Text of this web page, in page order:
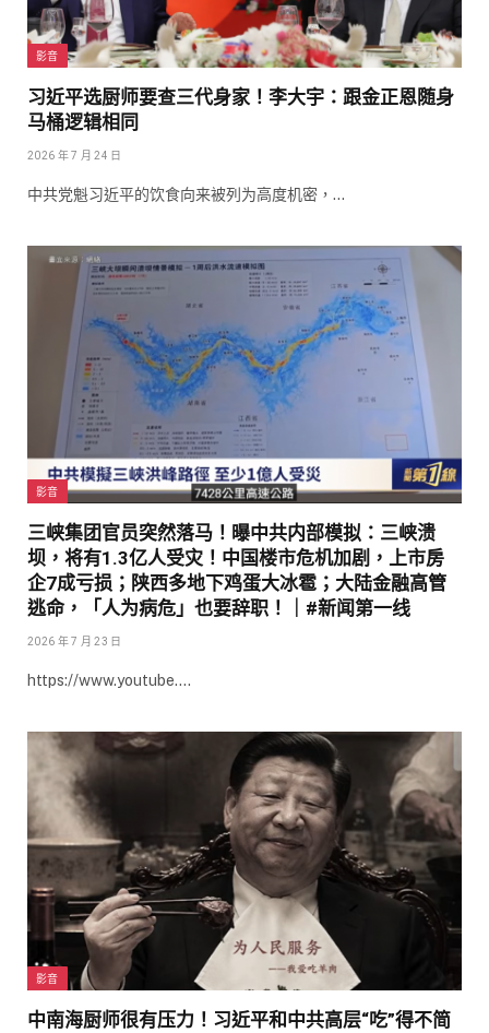
影音
习近平选厨师要查三代身家！李大宇：跟金正恩随身
马桶逻辑相同
2026 年 7 月 24 日
中共党魁习近平的饮食向来被列为高度机密，…
影音
三峡集团官员突然落马！曝中共内部模拟：三峡溃
坝，将有1.3亿人受灾！中国楼市危机加剧，上市房
企7成亏损；陕西多地下鸡蛋大冰雹；大陆金融高管
逃命，「人为病危」也要辞职！｜#新闻第一线
2026 年 7 月 23 日
https://www.youtube.…
影音
中南海厨师很有压力！习近平和中共高层“吃”得不简